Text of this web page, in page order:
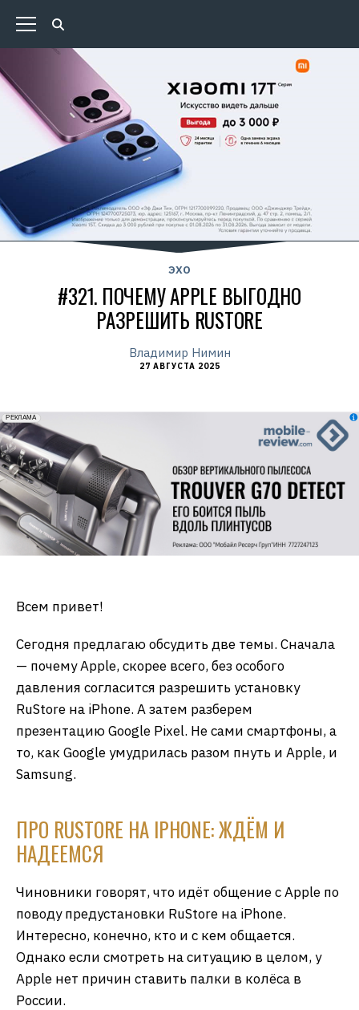
ЭХО
#321. ПОЧЕМУ APPLE ВЫГОДНО
РАЗРЕШИТЬ RUSTORE
Владимир Нимин
27 АВГУСТА 2025
erid: 2VfnxxmNzs5
РЕКЛАМА
Всем привет!
Сегодня предлагаю обсудить две темы. Сначала
— почему Apple, скорее всего, без особого
давления согласится разрешить установку
RuStore на iPhone. А затем разберем
презентацию Google Pixel. Не сами смартфоны, а
то, как Google умудрилась разом пнуть и Apple, и
Samsung.
ПРО RUSTORE НА IPHONE: ЖДЁМ И
НАДЕЕМСЯ
Чиновники говорят, что идёт общение с Apple по
поводу предустановки RuStore на iPhone.
Интересно, конечно, кто и с кем общается.
Однако если смотреть на ситуацию в целом, у
Apple нет причин ставить палки в колёса в
России.